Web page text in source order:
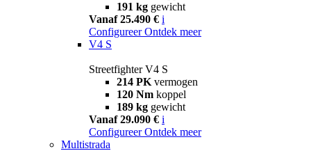
191 kg gewicht
Vanaf 25.490 € i
Configureer Ontdek meer
V4 S
Streetfighter V4 S
214 PK vermogen
120 Nm koppel
189 kg gewicht
Vanaf 29.090 € i
Configureer Ontdek meer
Multistrada